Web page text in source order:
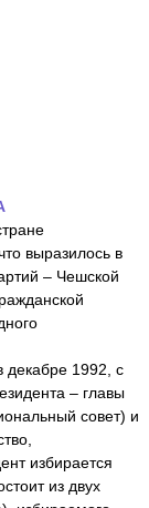
выразилось в
– Чешской
декабре 1992, с
– главы
совет) и
избирается
из двух